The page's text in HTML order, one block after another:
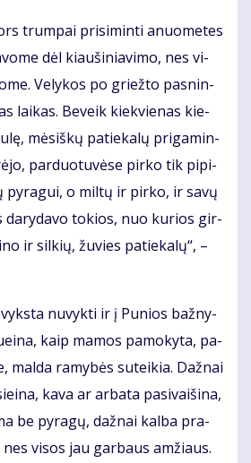
trum­pai pri­si­min­ti anuo­me­tes
dėl kiau­ši­nia­vi­mo, nes vi­
Ve­ly­kos po griež­to pas­nin­
lai­kas. Be­veik kiek­vie­nas kie­
mė­siš­kų pa­tie­ka­lų pri­ga­min­
par­duo­tu­vė­se pir­ko tik pi­pi­
py­ra­gui, o mil­tų ir pir­ko, ir sa­vų
da­ry­da­vo to­kios, nuo ku­rios gir­
ir sil­kių, žu­vies pa­tie­ka­lų“, –
nu­vyk­ti ir į Pu­nios baž­ny­
kaip ma­mos pa­mo­ky­ta, pa­
mal­da ra­my­bės su­tei­kia. Daž­nai
ka­va ar ar­ba­ta pa­si­vai­ši­na,
be py­ra­gų, daž­nai kal­ba pra­
vi­sos jau gar­baus am­žiaus.